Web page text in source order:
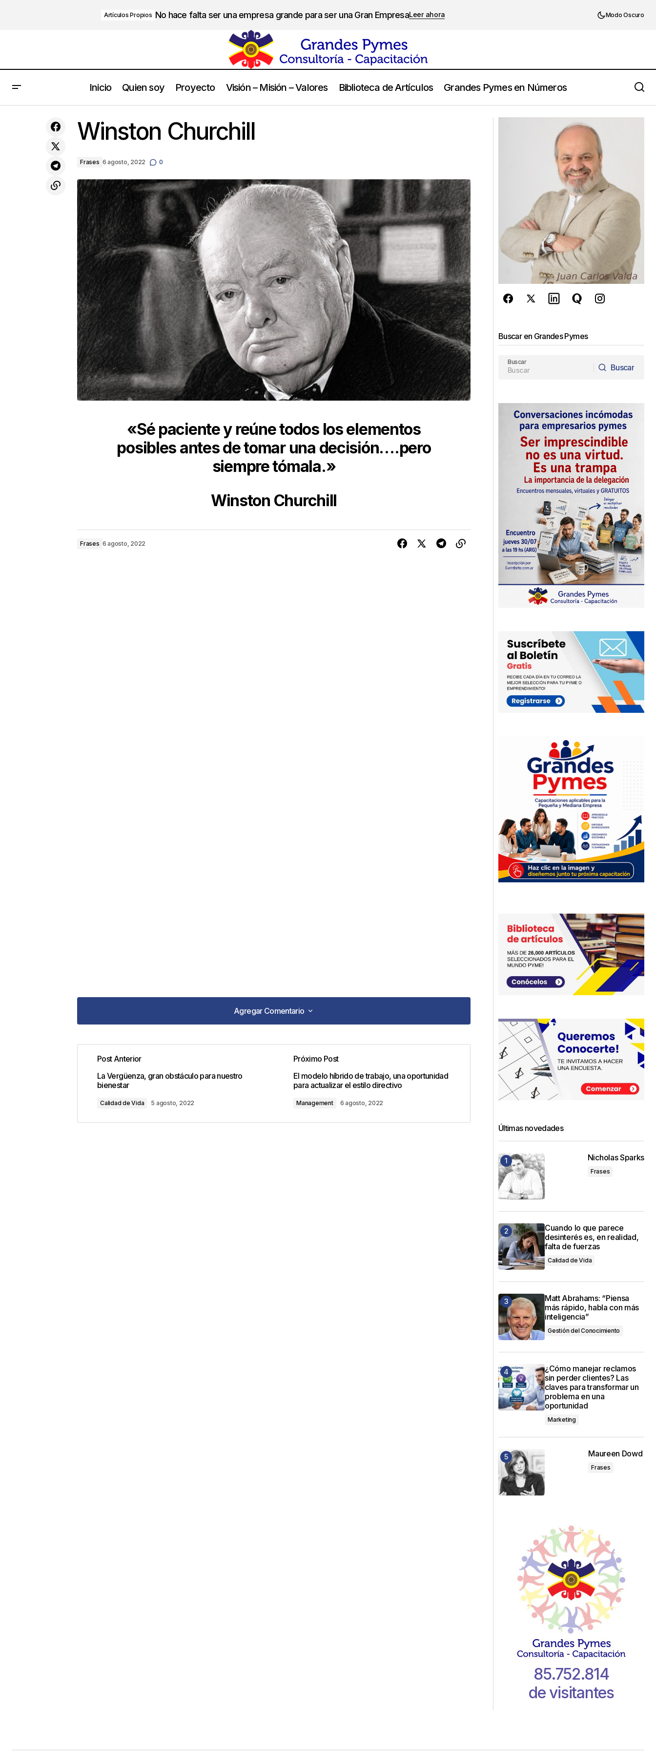
Artículos Propios No hace falta ser una empresa grande para ser una Gran EmpresaLeer ahora Modo Oscuro
Inicio Quien soy Proyecto Visión – Misión – Valores Biblioteca de Artículos Grandes Pymes en Números
nuestro bienestarWinston Churchill
Frases 6 agosto, 2022 0
«Sé paciente y reúne todos los elementos
posibles antes de tomar una decisión….pero
siempre tómala.»
Winston Churchill
Frases 6 agosto, 2022
Agregar Comentario
Agregar Comentario
Tu dirección de correo electrónico no será publicada.
Los campos obligatorios están marcados
con*
Comentario*
Post Anterior
La Vergüenza, gran obstáculo para nuestro
bienestar
Calidad de Vida 5 agosto, 2022
Próximo Post
El modelo híbrido de trabajo, una oportunidad
para actualizar el estilo directivo
Management 6 agosto, 2022
Buscar en Grandes Pymes
Buscar
Buscar
Últimas novedades
Nicholas Sparks
Frases
Cuando lo que parece
desinterés es, en realidad,
falta de fuerzas
Calidad de Vida
Matt Abrahams: “Piensa
más rápido, habla con más
inteligencia”
Gestión del Conocimiento
¿Cómo manejar reclamos
sin perder clientes? Las
claves para transformar un
problema en una
oportunidad
Marketing
Maureen Dowd
Frases
85.752.814
de visitantes